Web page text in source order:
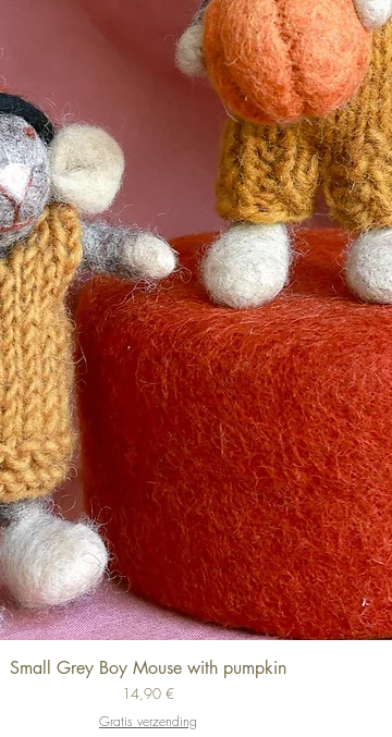
Schnellansicht
Small Grey Boy Mouse with pumpkin
Preis
14,90 €
Gratis verzending